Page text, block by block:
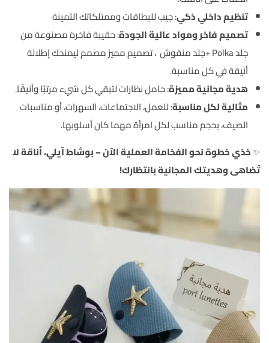
تنظيم داخلي ذكي: جيب للبطاقات وممتلكاتك الثمينة
تصميم فاخر ومواد عالية الجودة: حقيبة فاخرة مصنوعة من
جلد Polka +جلد منقوش ، تصميم مميز مصمم ليمنحك إطلالة
أنيقة في كل مناسبة.
هدية مجانية مميزة: حامل نظارات لتبقي كل شيء مرتبًا وأنيقًا.
مثالية لكل مناسبة: للعمل، الاجتماعات، السهرات، أو مناسبات
الصيف، بحجم مناسب لكل امرأة مهما كان أسلوبها.
✨خذي خطوة نحو الفخامة العملية الآن – بوشاط آيلي، أناقة لا
تُضاهى وهديتك المجانية بانتظارك!